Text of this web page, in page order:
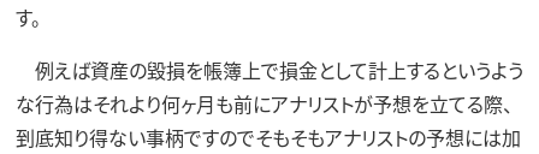
す。
例えば資産の毀損を帳簿上で損金として計上するというよう
な行為はそれより何ヶ月も前にアナリストが予想を立てる際、
到底知り得ない事柄ですのでそもそもアナリストの予想には加